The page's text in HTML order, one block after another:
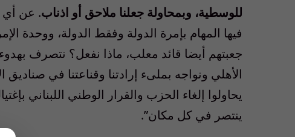
للوسطية، وبمحاولة جعلنا ملاحق أو اذناب. عن أي
فيها المهام بإمرة الدولة وفقط الدولة، ووحدة
جعبتهم أيضا قائد معلب، ماذا نفعل؟ نتصرف
الأهلي ونواجه بملىء إرادتنا وقناعتنا في صناديق
ينتصر في كل مكان”.